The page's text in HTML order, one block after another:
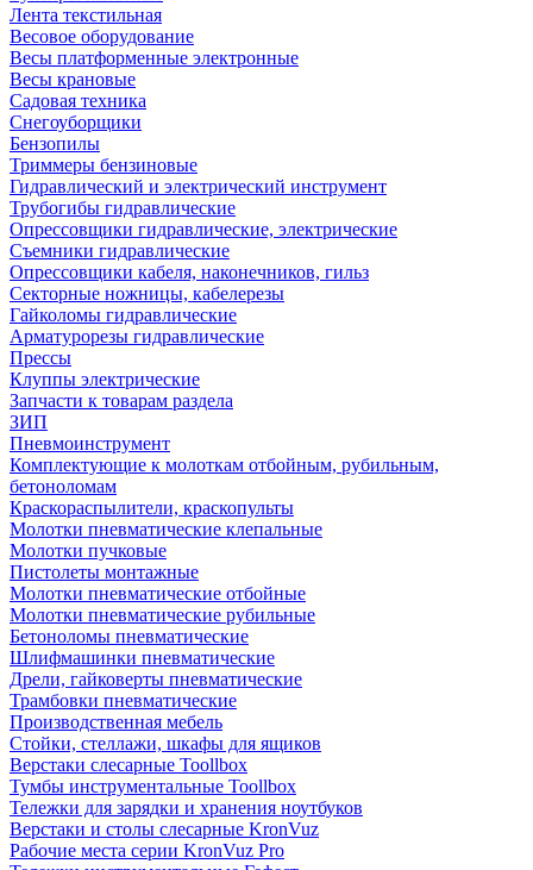
Лента текстильная
Весовое оборудование
Весы платформенные электронные
Весы крановые
Садовая техника
Снегоуборщики
Бензопилы
Триммеры бензиновые
Гидравлический и электрический инструмент
Трубогибы гидравлические
Опрессовщики гидравлические, электрические
Съемники гидравлические
Опрессовщики кабеля, наконечников, гильз
Секторные ножницы, кабелерезы
Гайколомы гидравлические
Арматурорезы гидравлические
Прессы
Клуппы электрические
Запчасти к товарам раздела
ЗИП
Пневмоинструмент
Комплектующие к молоткам отбойным, рубильным,
бетоноломам
Краскораспылители, краскопульты
Молотки пневматические клепальные
Молотки пучковые
Пистолеты монтажные
Молотки пневматические отбойные
Молотки пневматические рубильные
Бетоноломы пневматические
Шлифмашинки пневматические
Дрели, гайковерты пневматические
Трамбовки пневматические
Производственная мебель
Стойки, стеллажи, шкафы для ящиков
Верстаки слесарные Toollbox
Тумбы инструментальные Toollbox
Тележки для зарядки и хранения ноутбуков
Верстаки и столы слесарные KronVuz
Рабочие места серии KronVuz Pro